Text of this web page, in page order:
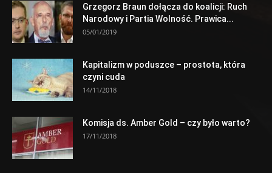
Grzegorz Braun dołącza do koalicji: Ruch
Narodowy i Partia Wolność. Prawica...
05/01/2019
Kapitalizm w poduszce – prostota, która
czyni cuda
14/11/2018
Komisja ds. Amber Gold – czy było warto?
17/11/2018